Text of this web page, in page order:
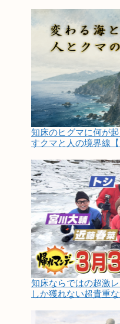
知床のヒグマに何が
すクマと人の境界線【
知床ならではの超激
しか獲れない超貴重